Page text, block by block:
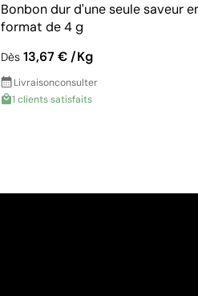
Bonbon dur d'une seule saveur
format de 4 g
Dès13,67 € /Kg
Livraisonconsulter
1 clients satisfaits